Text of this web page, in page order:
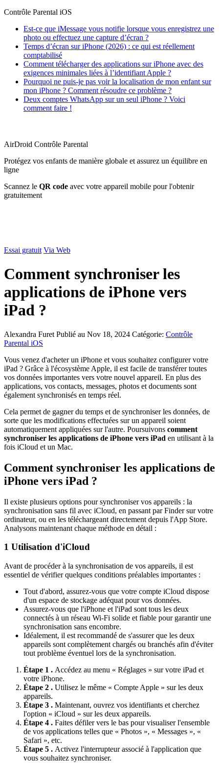
Contrôle Parental iOS
Est-ce que iMessage vous notifie lorsque vous enregistrez une
photo ou effectuez une capture d’écran ?
Temps d’écran sur iPhone (2026) : ce qui est réellement
comptabilisé
Comment télécharger des applications sur iPhone avec des
exigences minimales liées à l’identifiant Apple ?
Pourquoi ne puis-je pas voir la localisation de mon enfant sur
mon iPhone ? Comment résoudre ce problème ?
Deux comptes WhatsApp sur un seul iPhone ? Voici
comment faire !
AirDroid Contrôle Parental
Protégez vos enfants de manière globale et assurez un équilibre en
ligne
Scannez le QR code avec votre appareil mobile pour l'obtenir
gratuitement
Essai gratuit Via Web
Comment synchroniser les
applications de iPhone vers
iPad ?
Alexandra Furet Publié au Nov 18, 2024 Catégorie: Contrôle
Parental iOS
Vous venez d'acheter un iPhone et vous souhaitez configurer votre
iPad ? Grâce à l'écosystème Apple, il est facile de transférer toutes
vos données importantes vers votre nouvel appareil. En plus des
applications, vos contacts, messages, photos et documents sont
également synchronisés en temps réel.
Cela permet de gagner du temps et de synchroniser les données, de
sorte que les modifications effectuées sur un appareil soient
automatiquement appliquées sur l'autre. Poursuivons comment
synchroniser les applications de iPhone vers iPad en utilisant à la
fois iCloud et un Mac.
Comment synchroniser les applications de
iPhone vers iPad ?
Il existe plusieurs options pour synchroniser vos appareils : la
synchronisation sans fil avec iCloud, en passant par Finder sur votre
ordinateur, ou en les téléchargeant directement depuis l'App Store.
Analysons maintenant chaque méthode en détail :
1 Utilisation d'iCloud
Avant de procéder à la synchronisation de vos appareils, il est
essentiel de vérifier quelques conditions préalables importantes :
Tout d'abord, assurez-vous que votre compte iCloud dispose
d'un espace de stockage adéquat pour vos données.
Assurez-vous que l'iPhone et l'iPad sont tous les deux
connectés à un réseau Wi-Fi solide et fiable pour garantir une
synchronisation sans encombre.
Idéalement, il est recommandé de s'assurer que les deux
appareils sont complètement chargés ou branchés afin d'éviter
tout problème éventuel lors de la synchronisation.
Étape 1 . Accédez au menu « Réglages » sur votre iPad et
votre iPhone.
Étape 2 . Utilisez le même « Compte Apple » sur les deux
appareils.
Étape 3 . Maintenant, ouvrez vos identifiants et cherchez
l'option « iCloud » sur les deux appareils.
Étape 4 . Faites défiler vers le bas pour visualiser l'ensemble
de vos applications telles que « Photos », « Messages », «
Safari », etc.
Étape 5 . Activez l'interrupteur associé à l'application que
vous souhaitez synchroniser.